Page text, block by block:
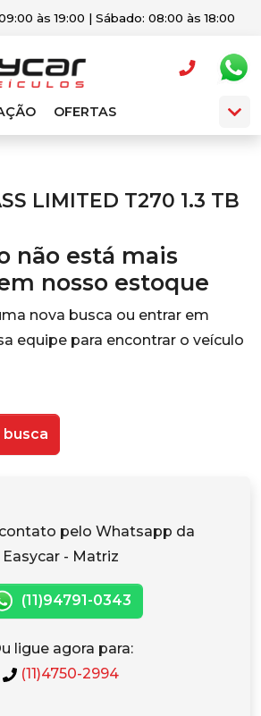
às 19:00 | Sábado: 08:00 às 18:00
OFERTAS
LIMITED T270 1.3 TB
não está mais
nosso estoque
nova busca ou entrar em
equipe para encontrar o veículo
busca
pelo Whatsapp da
Easycar - Matriz
(11)94791-0343
ligue agora para:
(11)4750-2994